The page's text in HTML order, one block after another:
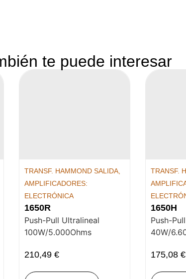
te puede interesar
TRANSF. HAMMOND SALIDA,
AMPLIFICADORES:
ELECTRÓNICA
1650R
Push-Pull Ultralineal
100W/5.000Ohms
210,49€
TRANSF.
1650H
Push-
40W/
175,08 €